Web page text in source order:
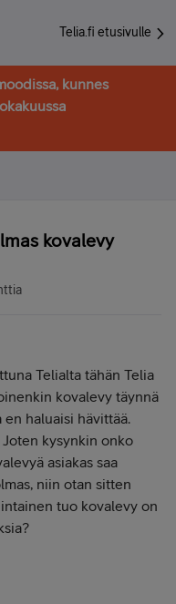
Telia.fi etusivulle
kunnes
kovalevy
Telialta tähän Telia
kovalevy täynnä
haluaisi hävittää.
kysynkin onko
asiakas saa
niin otan sitten
tuo kovalevy on